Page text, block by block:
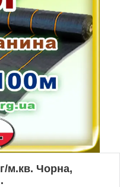
м.кв. Чорна,